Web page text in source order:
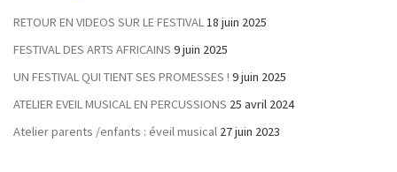
RETOUR EN VIDEOS SUR LE FESTIVAL18 juin 2025
FESTIVAL DES ARTS AFRICAINS 9 juin 2025
UN FESTIVAL QUI TIENT SES PROMESSES ! 9 juin 2025
ATELIER EVEIL MUSICAL EN PERCUSSIONS 25 avril 2024
Atelier parents /enfants : éveil musical 27 juin 2023